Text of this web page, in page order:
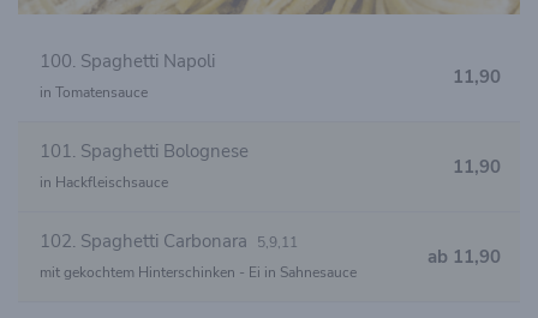
100. Spaghetti Napoli
in Tomatensauce
11,90
101. Spaghetti Bolognese
in Hackfleischsauce
11,90
102. Spaghetti Carbonara
5,9,11
mit gekochtem Hinterschinken - Ei in Sahnesauce
ab 11,90